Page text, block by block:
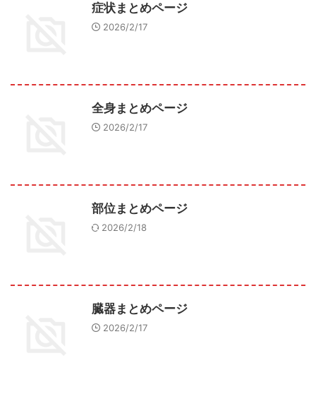
症状まとめページ
2026/2/17
全身まとめページ
2026/2/17
部位まとめページ
2026/2/18
臓器まとめページ
2026/2/17